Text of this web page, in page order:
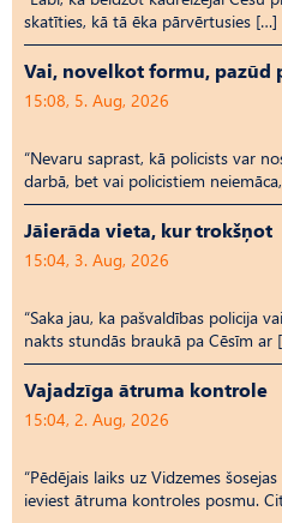
skatīties, kā tā ēka pārvērtusies […]
Vai, novelkot formu, pazūd
15:08, 5. Aug, 2026
“Nevaru saprast, kā policists var
darbā, bet vai policistiem
Jāierāda vieta, kur trokšņot
15:04, 3. Aug, 2026
“Saka jau, ka pašvaldības policija
nakts stundās braukā pa Cēsīm ar
Vajadzīga ātruma kontrole
15:04, 2. Aug, 2026
“Pēdējais laiks uz Vid­ze­mes
ieviest ātruma kontroles posmu.